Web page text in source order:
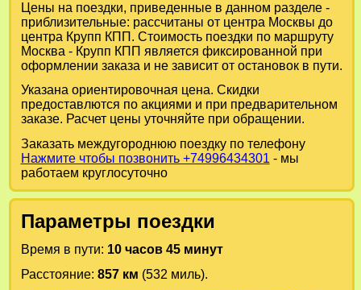
Цены на поездки, приведенные в данном разделе -
приблизительные: рассчитаны от центра Москвы до
центра Крупп КПП. Стоимость поездки по маршруту
Москва - Крупп КПП является фиксированной при
оформлении заказа и не зависит от остановок в пути.
Указана ориентировочная цена. Скидки
предоставлются по акциями и при предварительном
заказе. Расчет цены уточняйте при обращении.
Заказать междугороднюю поездку по телефону
Нажмите чтобы позвонить +74996434301 - мы
работаем круглосуточно
Параметры поездки
Время в пути: 10 часов 45 минут
Расстояние: 857 км (532 миль).